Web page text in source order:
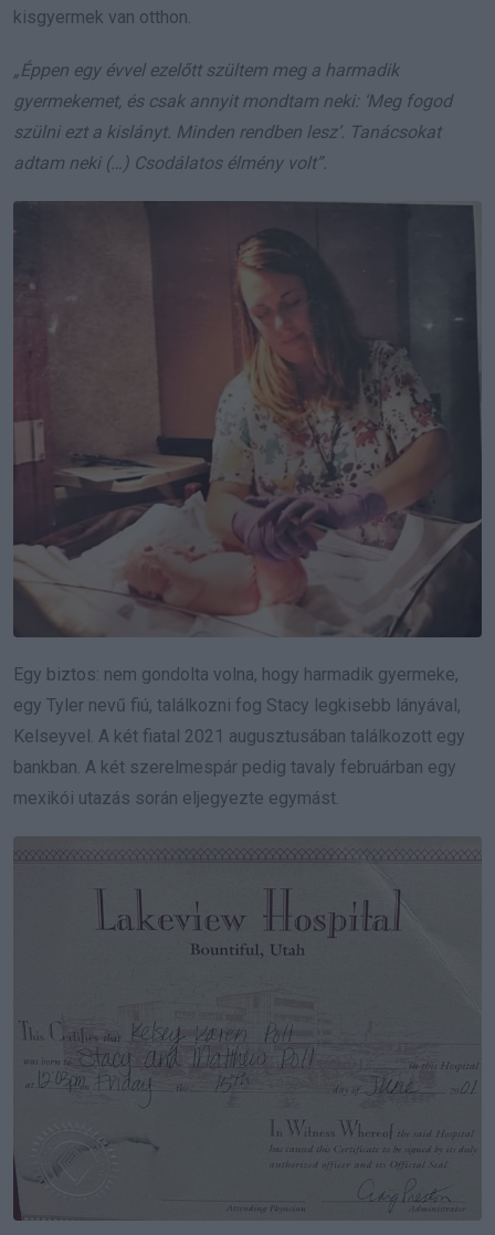
kisgyermek van otthon.
„Éppen egy évvel ezelőtt szültem meg a harmadik
gyermekemet, és csak annyit mondtam neki: ‘Meg fogod
szülni ezt a kislányt. Minden rendben lesz’. Tanácsokat
adtam neki (…) Csodálatos élmény volt”.
Egy biztos: nem gondolta volna, hogy harmadik gyermeke,
egy Tyler nevű fiú, találkozni fog Stacy legkisebb lányával,
Kelseyvel. A két fiatal 2021 augusztusában találkozott egy
bankban. A két szerelmespár pedig tavaly februárban egy
mexikói utazás során eljegyezte egymást.